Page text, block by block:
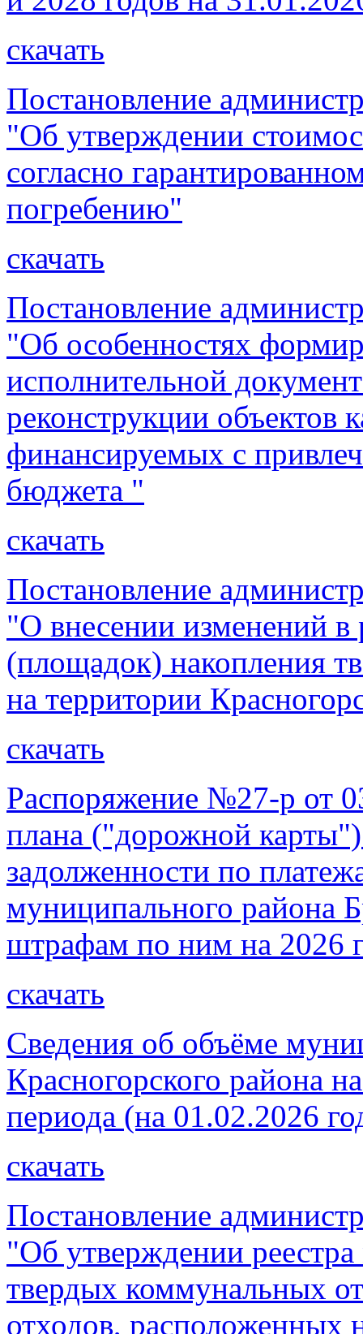
скачать
Постановление
"Об утверждении
согласно
погребению"
скачать
Постановление
"Об особенностях
исполнительной
реконструкции объектов
финансируемых с
бюджета "
скачать
Постановление
"О внесении изменений в
(площадок) накопления
на территории
скачать
Распоряжение №27-р от
плана ("дорожной
задолженности по
муниципального района
штрафам по ним на 2026
скачать
Сведения об объёме
Красногорского района
периода (на 01.02.2026
скачать
Постановление
"Об утверждении
твердых коммунальных
отходов, расположенных